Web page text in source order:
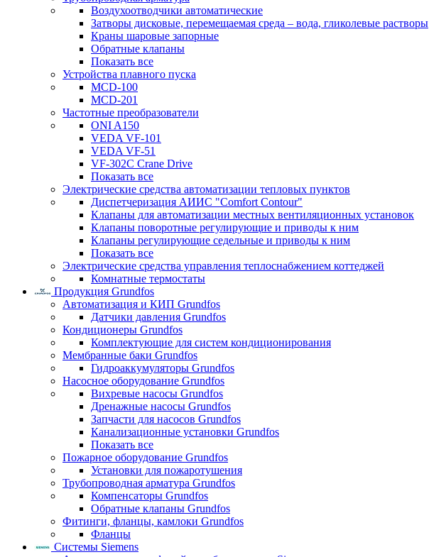
Воздухоотводчики автоматические
Затворы дисковые, перемещаемая среда – вода, гликолевые растворы
Краны шаровые запорные
Обратные клапаны
Показать все
Устройства плавного пуска
MCD-100
MCD-201
Частотные преобразователи
ONI A150
VEDA VF-101
VEDA VF-51
VF-302C Crane Drive
Показать все
Электрические средства автоматизации тепловых пунктов
Диспетчеризация АИИС "Comfort Contour"
Клапаны для автоматизации местных вентиляционных установок
Клапаны поворотные регулирующие и приводы к ним
Клапаны регулирующие седельные и приводы к ним
Показать все
Электрические средства управления теплоснабжением коттеджей
Комнатные термостаты
Продукция Grundfos
Автоматизация и КИП Grundfos
Датчики давления Grundfos
Кондиционеры Grundfos
Комплектующие для систем кондиционирования
Мембранные баки Grundfos
Гидроаккумуляторы Grundfos
Насосное оборудование Grundfos
Вихревые насосы Grundfos
Дренажные насосы Grundfos
Запчасти для насосов Grundfos
Канализационные установки Grundfos
Показать все
Пожарное оборудование Grundfos
Установки для пожаротушения
Трубопроводная арматура Grundfos
Компенсаторы Grundfos
Обратные клапаны Grundfos
Фитинги, фланцы, камлоки Grundfos
Фланцы
Системы Siemens